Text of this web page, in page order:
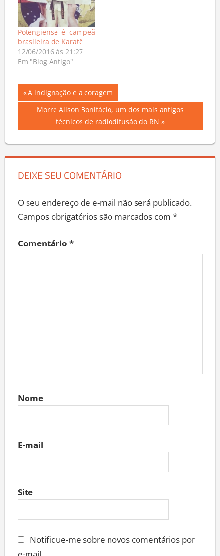
Potengiense é campeã
brasileira de Karatê
12/06/2016 às 21:27
Em "Blog Antigo"
Navegação
Post
Previous
Post:
A indignação e a coragem
Next
Morre Ailson Bonifácio, um dos mais antigos
técnicos de radiodifusão do RN
DEIXE SEU COMENTÁRIO
O seu endereço de e-mail não será publicado.
Campos obrigatórios são marcados com *
Comentário *
Nome
E-mail
Site
Notifique-me sobre novos comentários por